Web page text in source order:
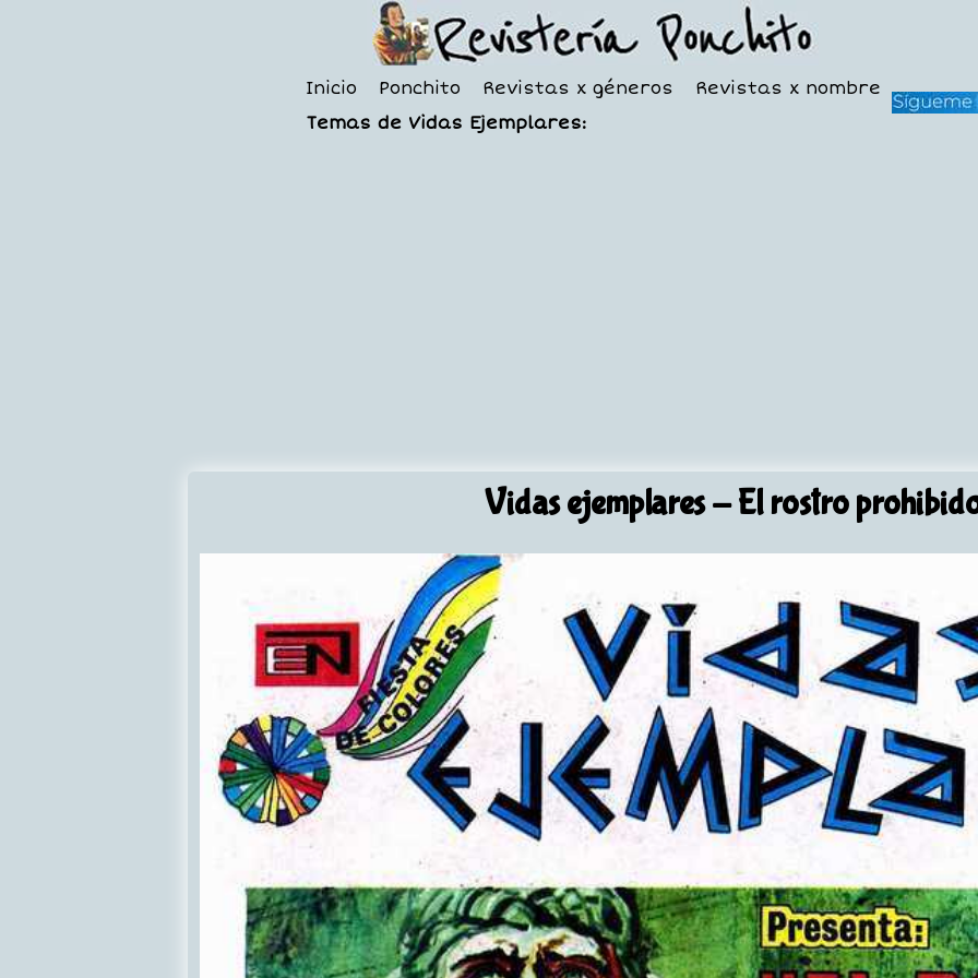
Inicio Ponchito Revistas x géneros
Revistas x nombre
Temas de Vidas Ejemplares:
Vidas ejemplares- El rostro